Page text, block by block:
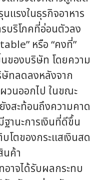
แรงในธุรกิจอาหาร
บริโภคที่อ่อนตัวลง
หรือ “คงที่”
ของบริษัท โดยความ
ษัทลดลงหลังจาก
วนออกไป ในขณะ
งสะท้อนถึงความคาด
านะการเงินที่ดีขึ้น
โตของกระแสเงินสด
นค้า
จได้รับผลกระทบ